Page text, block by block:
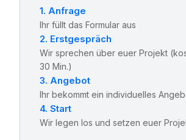
1. Anfrage
Ihr füllt das Formular aus
2. Erstgespräch
Wir sprechen über euer Projekt
30 Min.)
3. Angebot
Ihr bekommt ein individuelles
4. Start
Wir legen los und setzen euer